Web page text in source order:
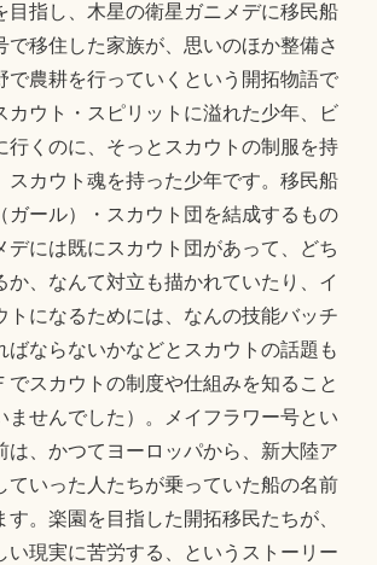
目指し、木星の衛星ガニメデに移民船
で移住した家族が、思いのほか整備さ
で農耕を行っていくという開拓物語で
カウト・スピリットに溢れた少年、ビ
行くのに、そっとスカウトの制服を持
スカウト魂を持った少年です。移民船
ガール）・スカウト団を結成するもの
デには既にスカウト団があって、どち
か、なんて対立も描かれていたり、イ
トになるためには、なんの技能バッチ
ばならないかなどとスカウトの話題も
でスカウトの制度や仕組みを知ること
ませんでした）。メイフラワー号とい
は、かつてヨーロッパから、新大陸ア
ていった人たちが乗っていた船の名前
す。楽園を目指した開拓移民たちが、
い現実に苦労する、というストーリー